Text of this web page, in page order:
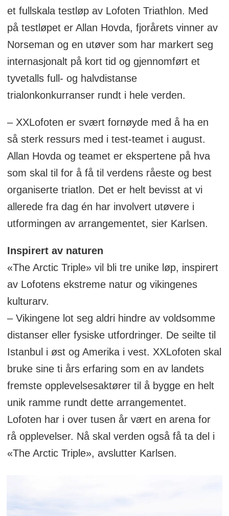
et fullskala testløp av Lofoten Triathlon. Med
på testløpet er Allan Hovda, fjorårets vinner av
Norseman og en utøver som har markert seg
internasjonalt på kort tid og gjennomført et
tyvetalls full- og halvdistanse
trialonkonkurranser rundt i hele verden.
– XXLofoten er svært fornøyde med å ha en
så sterk ressurs med i test-teamet i august.
Allan Hovda og teamet er ekspertene på hva
som skal til for å få til verdens råeste og best
organiserte triatlon. Det er helt bevisst at vi
allerede fra dag én har involvert utøvere i
utformingen av arrangementet, sier Karlsen.
Inspirert av naturen
«The Arctic Triple» vil bli tre unike løp, inspirert
av Lofotens ekstreme natur og vikingenes
kulturarv.
– Vikingene lot seg aldri hindre av voldsomme
distanser eller fysiske utfordringer. De seilte til
Istanbul i øst og Amerika i vest. XXLofoten skal
bruke sine ti års erfaring som en av landets
fremste opplevelsesaktører til å bygge en helt
unik ramme rundt dette arrangementet.
Lofoten har i over tusen år vært en arena for
rå opplevelser. Nå skal verden også få ta del i
«The Arctic Triple», avslutter Karlsen.